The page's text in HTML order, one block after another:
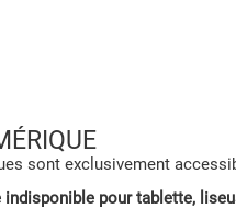
sont exclusivement
pour tablette,